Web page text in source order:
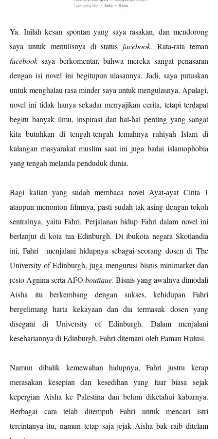
Ya. Inilah kesan spontan yang saya rasakan, dan mendorong
saya untuk menulisnya di statusfacebook. Rata-rata teman
facebook saya berkomentar, bahwa mereka sangat penasaran
dengan isi novel ini begitupun ulasannya. Jadi, saya putuskan
untuk menghalau rasa minder saya untuk mengulasnya. Apalagi,
novel ini tidak hanya sekadar menyajikan cerita, tetapi terdapat
begitu banyak ilmu, inspirasi dan hal-hal penting yang sangat
kita butuhkan di tengah-tengah lemahnya ruhiyah Islam di
kalangan masyarakat muslim saat ini juga badai islamophobia
yang tengah melanda penduduk dunia.
Bagi kalian yang sudah membaca novel Ayat-ayat Cinta 1
ataupun menonton filmnya, pasti sudah tak asing dengan tokoh
sentralnya, yaitu Fahri. Perjalanan hidup Fahri dalam novel ini
berlanjut di kota tua Edinburgh. Di ibukota negara Skotlandia
ini, Fahri
menjalani hidupnya sebagai seorang dosen di The
University of Edinburgh, juga mengurusi bisnis minimarket dan
resto Agnina serta AFO boutique. Bisnis yang awalnya dimodali
Aisha itu berkembang dengan sukses, kehidupan Fahri
bergelimang harta kekayaan dan dia termasuk dosen yang
disegani di University of Edinburgh. Dalam menjalani
kesehariannya di Edinburgh, Fahri ditemani oleh Paman Hulusi.
Namun dibalik kemewahan hidupnya, Fahri justru kerap
merasakan kesepian dan kesedihan yang luar biasa sejak
kepergian Aisha ke Palestina dan belum diketahui kabarnya.
Berbagai cara telah ditempuh Fahri untuk mencari istri
tercintanya itu, namun tetap saja jejak Aisha bak raib ditelam